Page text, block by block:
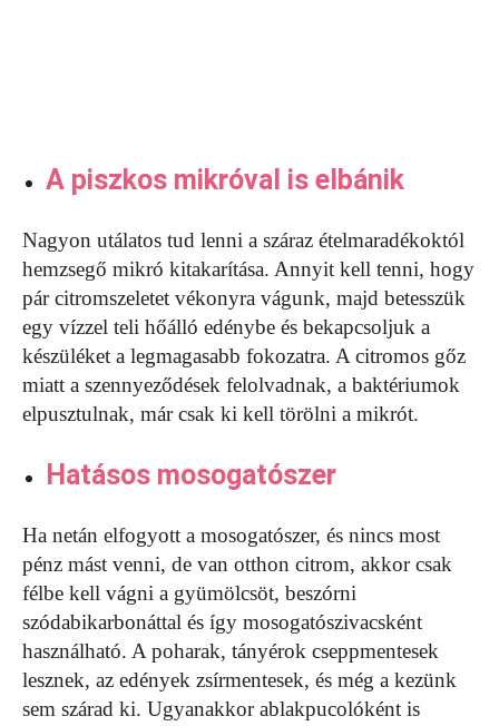
A piszkos mikróval is elbánik
Nagyon utálatos tud lenni a száraz ételmaradékoktól
hemzsegő mikró kitakarítása. Annyit kell tenni, hogy
pár citromszeletet vékonyra vágunk, majd betesszük
egy vízzel teli hőálló edénybe és bekapcsoljuk a
készüléket a legmagasabb fokozatra. A citromos gőz
miatt a szennyeződések felolvadnak, a baktériumok
elpusztulnak, már csak ki kell törölni a mikrót.
Hatásos mosogatószer
Ha netán elfogyott a mosogatószer, és nincs most
pénz mást venni, de van otthon citrom, akkor csak
félbe kell vágni a gyümölcsöt, beszórni
szódabikarbonáttal és így mosogatószivacsként
használható. A poharak, tányérok cseppmentesek
lesznek, az edények zsírmentesek, és még a kezünk
sem szárad ki. Ugyanakkor ablakpucolóként is